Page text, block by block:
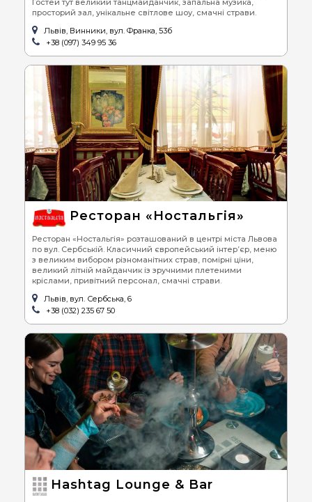
просторий зал, унікальне світлове шоу, смачні страви.
Львів, Винники, вул. Франка, 53б
+38 (097) 349 95 36
Ресторан «Ностальгія»
Ресторан «Ностальгія» розташований в центрі міста Львова
по вул. Сербській. Класичний європейський інтер’єр, меню
з великим вибором різноманітних страв, помірні ціни,
великий літній майданчик із зручними плетеними
кріслами, привітний персонал, смачні страви.
Львів, вул. Сербська, 6
+38 (032) 235 67 50
Hashtag Lounge & Bar